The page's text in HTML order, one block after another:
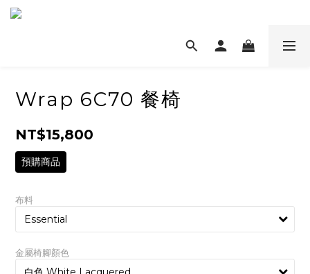
Wrap 6C70 餐椅
NT$15,800
預購商品
布料
金屬椅腳顏色